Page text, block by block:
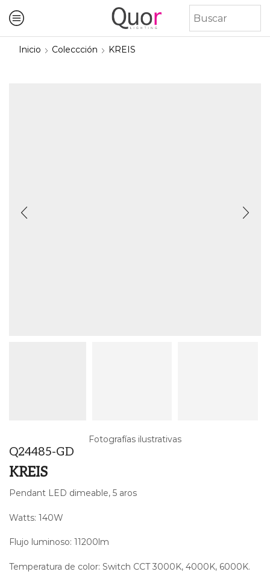
Inicio Coleccción KREIS
Fotografías ilustrativas
Q24485-GD
KREIS
Pendant LED dimeable, 5 aros
Watts: 140W
Flujo luminoso: 11200lm
Temperatura de color: Switch CCT 3000K, 4000K, 6000K.